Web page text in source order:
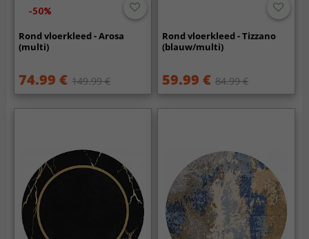
-50%
Rond vloerkleed - Arosa
(multi)
74.99 € 149.99 €
Rond vloerkleed - Tizzano
(blauw/multi)
59.99 € 84.99 €